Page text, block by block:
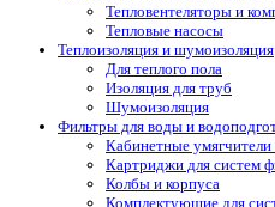
Тепловентеляторы и
Тепловые насосы
Теплоизоляция и шумоизоляция
Для теплого пола
Изоляция для труб
Шумоизоляция
Фильтры для воды и
Кабинетные
Картриджи для систем
Колбы и корпуса
Комплектующие для